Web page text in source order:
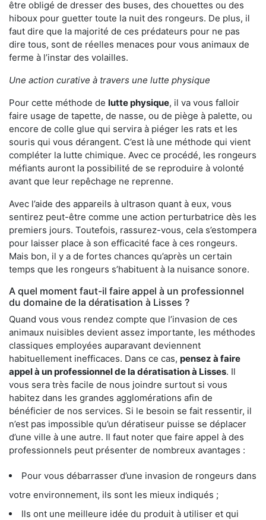
être obligé de dresser des buses, des chouettes ou des
hiboux pour guetter toute la nuit des rongeurs. De plus, il
faut dire que la majorité de ces prédateurs pour ne pas
dire tous, sont de réelles menaces pour vous animaux de
ferme à l’instar des volailles.
Une action curative à travers une lutte physique
Pour cette méthode de lutte physique, il va vous falloir
faire usage de tapette, de nasse, ou de piège à palette, ou
encore de colle glue qui servira à piéger les rats et les
souris qui vous dérangent. C’est là une méthode qui vient
compléter la lutte chimique. Avec ce procédé, les rongeurs
méfiants auront la possibilité de se reproduire à volonté
avant que leur repêchage ne reprenne.
Avec l’aide des appareils à ultrason quant à eux, vous
sentirez peut-être comme une action perturbatrice dès les
premiers jours. Toutefois, rassurez-vous, cela s’estompera
pour laisser place à son efficacité face à ces rongeurs.
Mais bon, il y a de fortes chances qu’après un certain
temps que les rongeurs s’habituent à la nuisance sonore.
A quel moment faut-il faire appel à un professionnel
du domaine de la dératisation à Lisses ?
Quand vous vous rendez compte que l’invasion de ces
animaux nuisibles devient assez importante, les méthodes
classiques employées auparavant deviennent
habituellement inefficaces. Dans ce cas, pensez à faire
appel à un professionnel de la dératisation à Lisses. Il
vous sera très facile de nous joindre surtout si vous
habitez dans les grandes agglomérations afin de
bénéficier de nos services. Si le besoin se fait ressentir, il
n’est pas impossible qu’un dératiseur puisse se déplacer
d’une ville à une autre. Il faut noter que faire appel à des
professionnels peut présenter de nombreux avantages :
Pour vous débarrasser d’une invasion de rongeurs dans
votre environnement, ils sont les mieux indiqués ;
Ils ont une meilleure idée du produit à utiliser et qui